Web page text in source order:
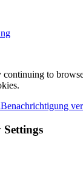
to
Benachrichtigung